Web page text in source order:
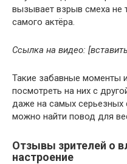
вызывает взрыв смеха не
самого актёра.
Ссылка на видео:
Такие забавные моменты
посмотреть на них с
даже на самых серьезных
можно найти повод для
Отзывы зрителей о
настроение